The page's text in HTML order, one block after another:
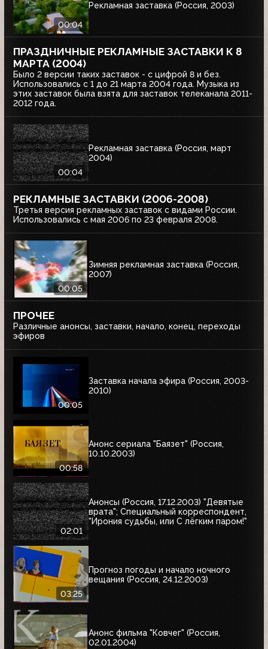
00:04
Рекламная заставка (Россия, 2003)
ПРАЗДНИЧНЫЕ РЕКЛАМНЫЕ ЗАСТАВКИ К 8
МАРТА (2004)
Было 2 версии таких заставок - с цифрой 8 и без.
Использовались с 1 до 21 марта 2004 года. Музыка из
этих заставок была взята для заставок телеканала 2011-
2012 года.
00:04
Рекламная заставка (Россия, март
2004)
РЕКЛАМНЫЕ ЗАСТАВКИ (2006-2008)
Третья версия рекламных заставок с видами России.
Использовались с мая 2006 по 23 февраля 2008.
00:05
Зимняя рекламная заставка (Россия,
2007)
ПРОЧЕЕ
Различные анонсы, заставки, начало, конец, переходы
эфиров
00:05
Заставка начала эфира (Россия, 2003-
2010)
00:58
Анонс сериала "Баязет" (Россия,
10.10.2003)
02:01
Анонсы (Россия, 17.12.2003) "Девятые
врата"; Специальный корреспондент,
"Ирония судьбы, или С лёгким паром!"
03:25
Прогноз погоды и начало ночного
вещания (Россия, 24.12.2003)
Анонс фильма "Ковчег" (Россия,
02.01.2004)